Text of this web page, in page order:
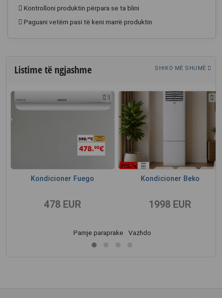
Kontrolloni produktin përpara se ta blini
Paguani vetëm pasi të keni marrë produktin
Listime të ngjashme SHIKO MË SHUMË
1
Kondicioner Fuego
478 EUR
Kondicioner Beko
1998 EUR
Pamje paraprake Vazhdo